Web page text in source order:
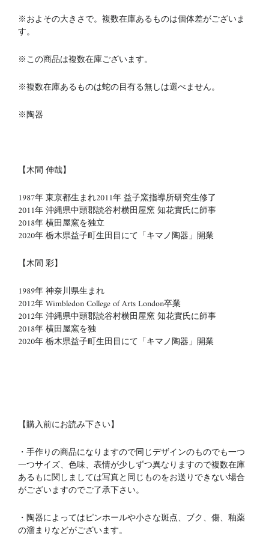
※およその大きさで。複数在庫あるものは個体差がございま
す。
※この商品は複数在庫ございます。
※複数在庫あるものは蛇の目有る無しは選べません。
※陶器
【木間 伸哉】
1987年 東京都生まれ2011年 益子窯指導所研究生修了
2011年 沖縄県中頭郡読谷村横田屋窯 知花實氏に師事
2018年 横田屋窯を独立
2020年 栃木県益子町生田目にて「キマノ陶器」開業
【木間 彩】
1989年 神奈川県生まれ
2012年 Wimbledon College of Arts London卒業
2012年 沖縄県中頭郡読谷村横田屋窯 知花實氏に師事
2018年 横田屋窯を独
2020年 栃木県益子町生田目にて「キマノ陶器」開業
【購入前にお読み下さい】
・手作りの商品になりますので同じデザインのものでも一つ
一つサイズ、色味、表情が少しずつ異なりますので複数在庫
あるもに関しましては写真と同じものをお送りできない場合
がございますのでご了承下さい。
・陶器によってはピンホールや小さな斑点、ブク、傷、釉薬
の溜まりなどがございます。